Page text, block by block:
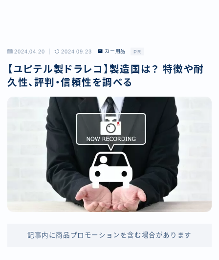
2024.04.20 2024.09.23 カー用品 PR
【ユピテル製ドラレコ】製造国は？ 特徴や耐
久性、評判・信頼性を調べる
記事内に商品プロモーションを含む場合があります